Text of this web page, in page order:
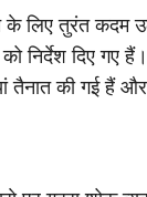
के लिए तुरंत कदम
निर्देश दिए गए
तैनात की गई हैं